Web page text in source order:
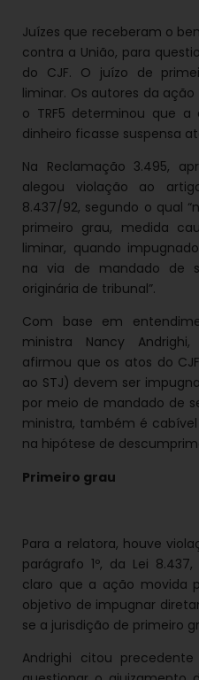
Juízes que receberam o
contra a União, para
do CJF. O juízo de
liminar. Os autores da
o TRF5 determinou que
dinheiro ficasse suspensa
Na Reclamação 3.495,
alegou violação ao
8.437/92, segundo o qual
primeiro grau, medida
liminar, quando
na via de mandado de
originária de tribunal”.
Com base em
ministra Nancy
afirmou que os atos do
ao STJ) devem ser
por meio de mandado de
ministra, também é
na hipótese de
Primeiro grau
Para a relatora, houve
parágrafo 1º, da Lei
claro que a ação movida
objetivo de impugnar
se a jurisdição de primeiro
Andrighi citou